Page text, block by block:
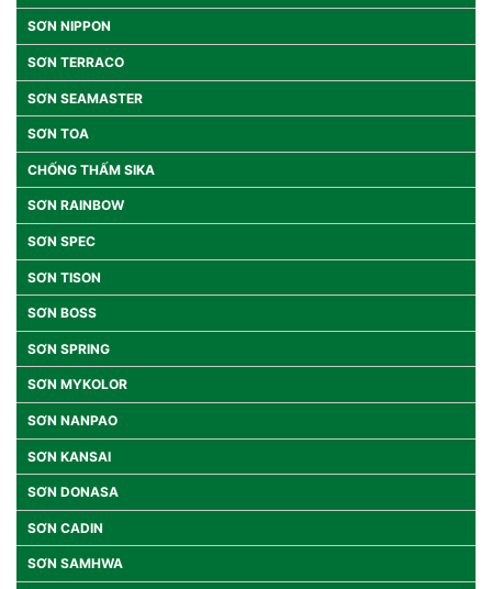
SƠN NIPPON
SƠN TERRACO
SƠN SEAMASTER
SƠN TOA
CHỐNG THẤM SIKA
SƠN RAINBOW
SƠN SPEC
SƠN TISON
SƠN BOSS
SƠN SPRING
SƠN MYKOLOR
SƠN NANPAO
SƠN KANSAI
SƠN DONASA
SƠN CADIN
SƠN SAMHWA